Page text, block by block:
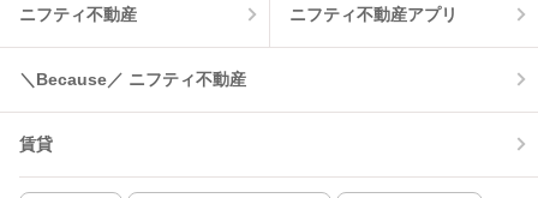
温水洗浄便座 オートロック
コンロ2口以上
ニフティ不動産 ニフティ不動産アプリ
＼Because／ ニフティ不動産
賃貸